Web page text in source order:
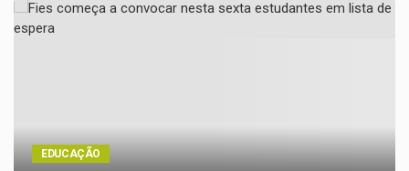
EDUCAÇÃO